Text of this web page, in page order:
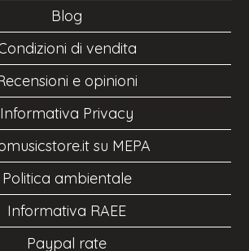
Blog
di vendita
e opinioni
Informativa Privacy
su MEPA
Politica ambientale
Informativa RAEE
Paypal rate